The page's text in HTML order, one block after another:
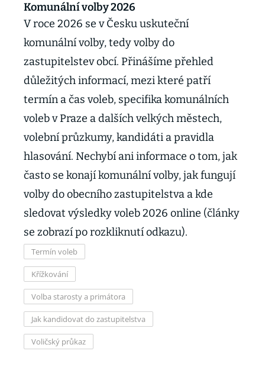
Komunální volby 2026
V roce 2026 se v Česku uskuteční
komunální volby, tedy volby do
zastupitelstev obcí. Přinášíme přehled
důležitých informací, mezi které patří
termín a čas voleb, specifika komunálních
voleb v Praze a dalších velkých městech,
volební průzkumy, kandidáti a pravidla
hlasování. Nechybí ani informace o tom, jak
často se konají komunální volby, jak fungují
volby do obecního zastupitelstva a kde
sledovat výsledky voleb 2026 online (články
se zobrazí po rozkliknutí odkazu).
Termín voleb
Křížkování
Volba starosty a primátora
Jak kandidovat do zastupitelstva
Voličský průkaz